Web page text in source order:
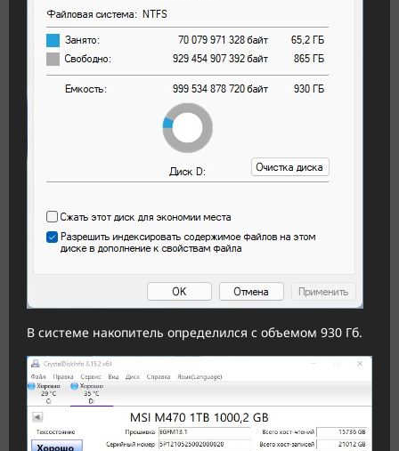
В системе накопитель определился с объемом 930 Гб.